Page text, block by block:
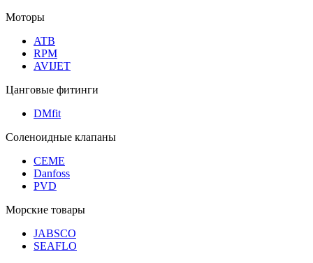
Моторы
ATB
RPM
AVIJET
Цанговые фитинги
DMfit
Соленоидные клапаны
CEME
Danfoss
PVD
Морские товары
JABSCO
SEAFLO